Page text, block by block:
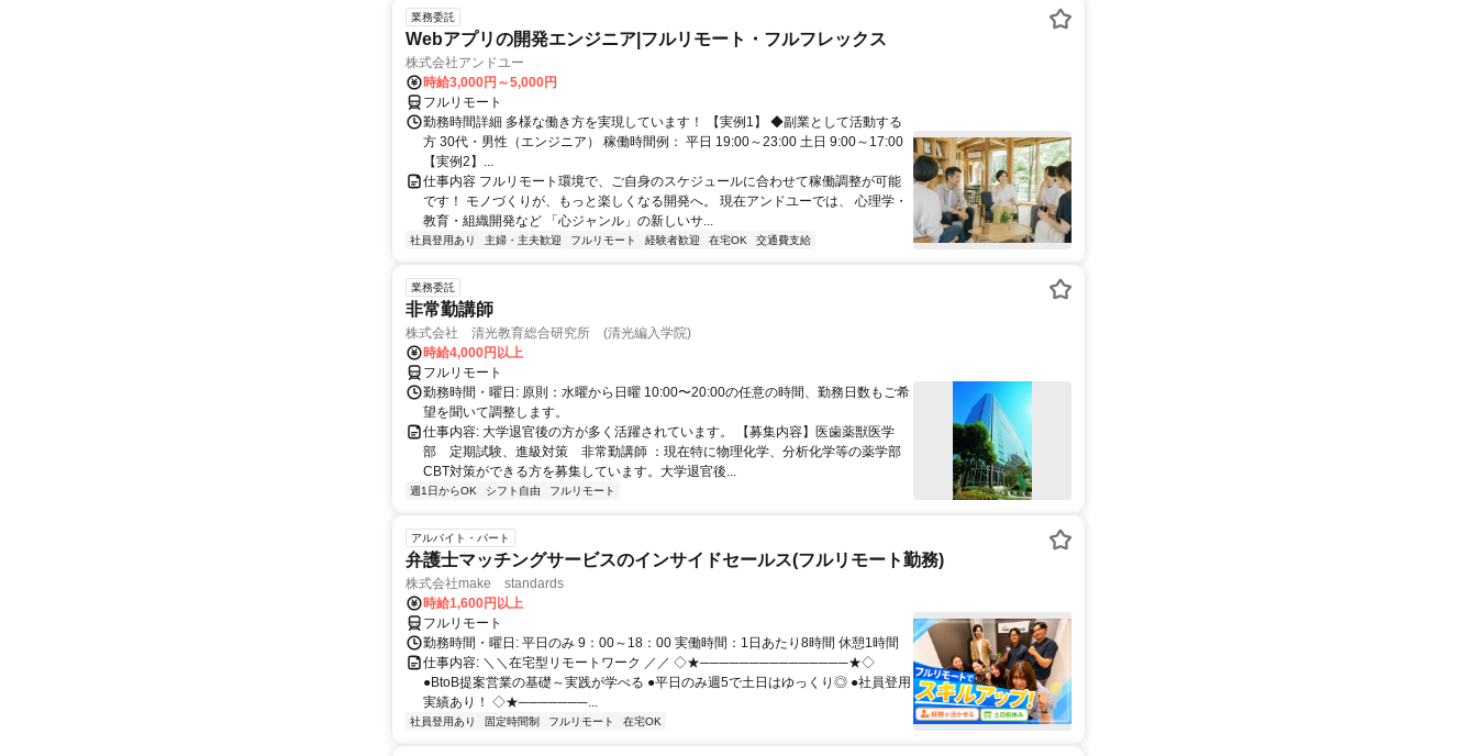
業務委託
Webアプリの開発エンジニア|フルリモート・フルフレックス
株式会社アンドユー
時給3,000円～5,000円
フルリモート
勤務時間詳細 多様な働き方を実現しています！ 【実例1】 ◆副業として活動する
方 30代・男性（エンジニア） 稼働時間例： 平日 19:00～23:00 土日 9:00～17:00
【実例2】...
仕事内容 フルリモート環境で、ご自身のスケジュールに合わせて稼働調整が可能
です！ モノづくりが、もっと楽しくなる開発へ。 現在アンドユーでは、 心理学・
教育・組織開発など 「心ジャンル」の新しいサ...
社員登用あり 主婦・主夫歓迎 フルリモート 経験者歓迎 在宅OK 交通費支給
業務委託
非常勤講師
株式会社 清光教育総合研究所 (清光編入学院)
時給4,000円以上
フルリモート
勤務時間・曜日: 原則：水曜から日曜 10:00〜20:00の任意の時間、勤務日数もご希
望を聞いて調整します。
仕事内容: 大学退官後の方が多く活躍されています。 【募集内容】医歯薬獣医学
部 定期試験、進級対策 非常勤講師 ：現在特に物理化学、分析化学等の薬学部
CBT対策ができる方を募集しています。大学退官後...
週1日からOK シフト自由 フルリモート
アルバイト・パート
弁護士マッチングサービスのインサイドセールス(フルリモート勤務)
株式会社make standards
時給1,600円以上
フルリモート
勤務時間・曜日: 平日のみ 9：00～18：00 実働時間：1日あたり8時間 休憩1時間
仕事内容: ＼＼在宅型リモートワーク ／／ ◇★───────────────★◇
●BtoB提案営業の基礎～実践が学べる ●平日のみ週5で土日はゆっくり◎ ●社員登用
実績あり！ ◇★───────...
社員登用あり 固定時間制 フルリモート 在宅OK